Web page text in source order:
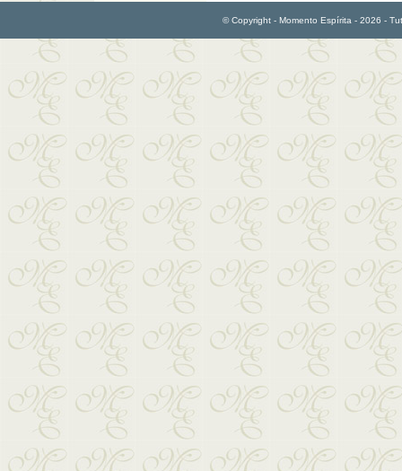
© Copyright - Momento Espírita - 2026 -